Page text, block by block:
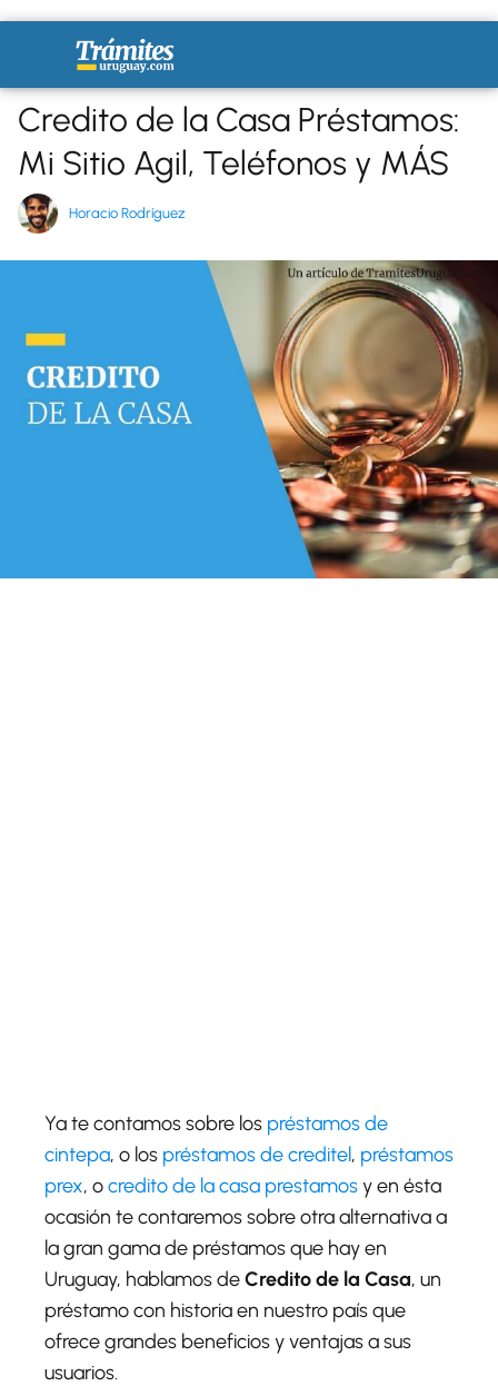
Credito de la Casa Préstamos:
Mi Sitio Agil, Teléfonos y MÁS
Horacio Rodríguez
Ya te contamos sobre los préstamos de
cintepa, o los préstamos de creditel, préstamos
prex, ocredito de la casa prestamosy en ésta
ocasión te contaremos sobre otra alternativa a
la gran gama de préstamos que hay en
Uruguay, hablamos deCredito de la Casa, un
préstamo con historia en nuestro país que
ofrece grandes beneficios y ventajas a sus
usuarios.